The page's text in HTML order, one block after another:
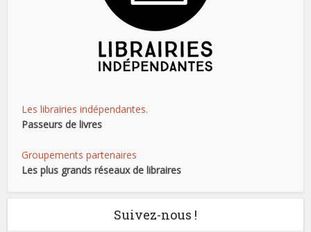
Les librairies indépendantes.
Passeurs de livres
Groupements partenaires
Les plus grands réseaux de libraires
Suivez-nous !